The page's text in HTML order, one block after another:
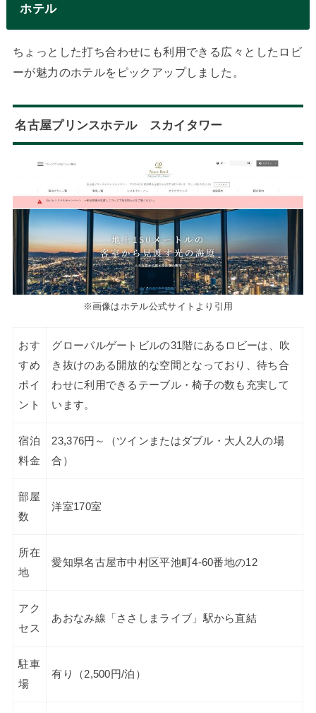
ホテル
ちょっとした打ち合わせにも利用できる広々としたロビ
ーが魅力のホテルをピックアップしました。
名古屋プリンスホテル スカイタワー
※画像はホテル公式サイトより引用
おす
すめ
ポイ
ント
グローバルゲートビルの31階にあるロビーは、吹
き抜けのある開放的な空間となっており、待ち合
わせに利用できるテーブル・椅子の数も充実して
います。
宿泊
料金
23,376円～（ツインまたはダブル・大人2人の場
合）
部屋
数
洋室170室
所在
地
愛知県名古屋市中村区平池町4-60番地の12
アク
セス
あおなみ線「ささしまライブ」駅から直結
駐車
場
有り（2,500円/泊）